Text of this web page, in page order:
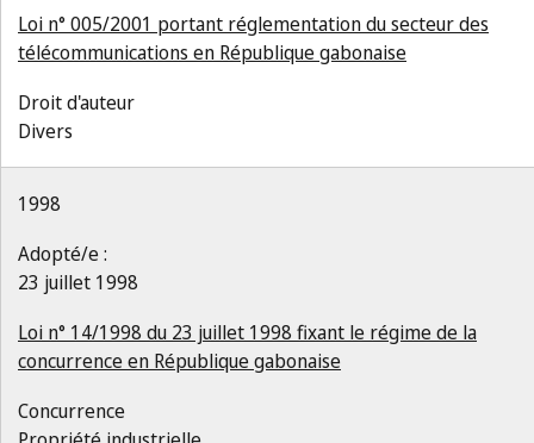
Loi n° 005/2001 portant réglementation du secteur des
télécommunications en République gabonaise
Droit d'auteur
Divers
1998
Adopté/e :
23 juillet 1998
Loi n° 14/1998 du 23 juillet 1998 fixant le régime de la
concurrence en République gabonaise
Concurrence